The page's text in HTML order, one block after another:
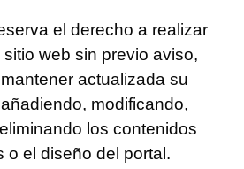
el derecho a realizar
web sin previo aviso,
actualizada su
modificando,
los contenidos
o el diseño del portal.